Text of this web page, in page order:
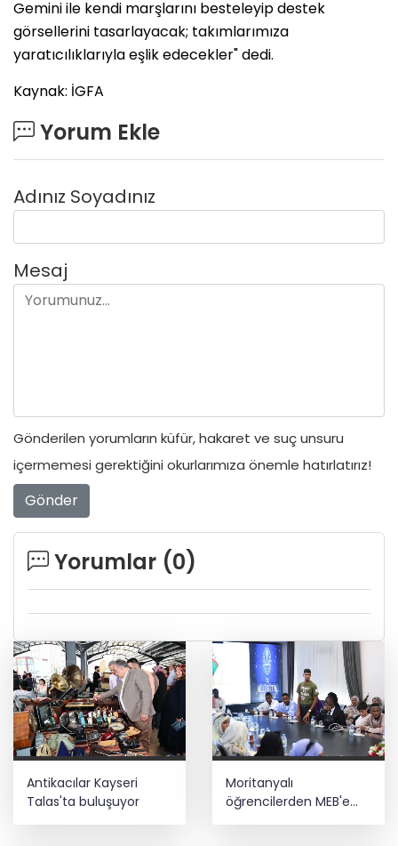
Gemini ile kendi marşlarını besteleyip destek
görsellerini tasarlayacak; takımlarımıza
yaratıcılıklarıyla eşlik edecekler" dedi.
Kaynak: İGFA
Yorum Ekle
Adınız Soyadınız
Mesaj
Gönderilen yorumların küfür, hakaret ve suç unsuru
içermemesi gerektiğini okurlarımıza önemle hatırlatırız!
Gönder
Yorumlar (0)
Antikacılar Kayseri
Talas'ta buluşuyor
Moritanyalı
öğrencilerden MEB'e
ziyaret